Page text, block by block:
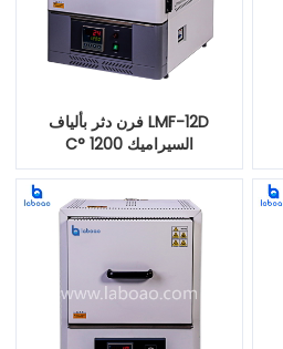
LMF-12D فرن دثر بألياف
السيراميك 1200 °C